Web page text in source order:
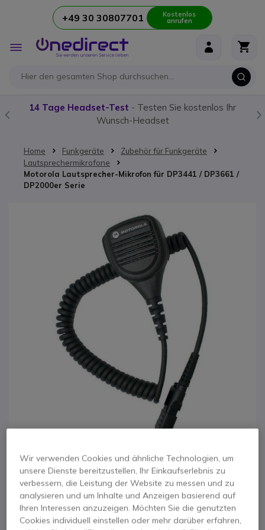
Zum Inhalt springen+49 30 30807701 Kostenlos
anrufen
Navigation
umschalten
14 Tage Headset-Test - Testen Sie kostenlos Ihr
Wunsch-Headset
Home Funkgeräte
Zubehör für Funkgeräte
Lautsprechermikrofone
Motorola Lautsprecher-Mikrofon für DP3441 / DP3661 /
DP2000er Serie
Motorola
Lautsprecher-
Zum Anfang der Bildgalerie springen
Wir verwenden Cookies und ähnliche Technologien, um
unsere Dienste bereitzustellen, Ihr Einkaufserlebnis zu
verbessern, die Leistung der Website zu messen und zu
analysieren und um Inhalte und Anzeigen basierend auf
Ihren Interessen anzuzeigen. Möchten Sie die genutzten
Cookies individuell einstellen oder mehr darüber erfahren,